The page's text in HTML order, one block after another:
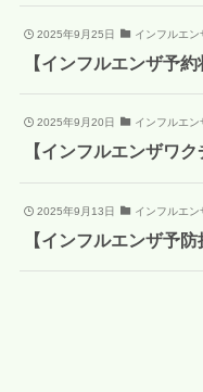
2025年9月25日 インフルエン
【インフルエンザ予
2025年9月20日 インフルエン
【インフルエンザワ
2025年9月13日 インフルエン
【インフルエンザ予